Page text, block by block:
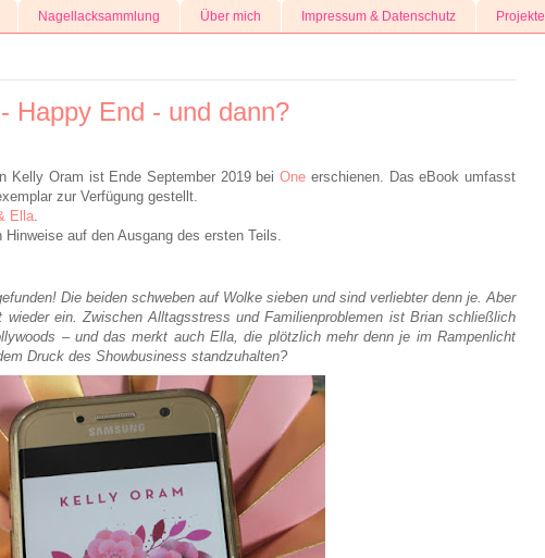
Nagellacksammlung Über mich Impressum & Datenschutz Projekte
Happy End - und dann?
Kelly Oram ist Ende September 2019 beiOne erschienen. Das eBook umfasst
zur Verfügung gestellt.
Ella.
auf den Ausgang des ersten Teils.
Die beiden schweben auf Wolke sieben und sind verliebter denn je. Aber
ein. Zwischen Alltagsstress und Familienproblemen ist Brian schließlich
– und das merkt auch Ella, die plötzlich mehr denn je im Rampenlicht
Druck des Showbusiness standzuhalten?